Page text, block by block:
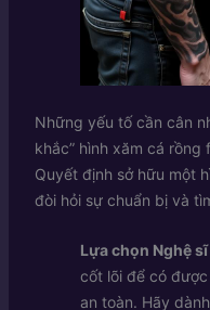
Những yếu tố cần cân
khắc” hình xăm cá rồng
Quyết định sở hữu một
đòi hỏi sự chuẩn bị và
Lựa chọn Nghệ
cốt lõi để có
an toàn. Hãy